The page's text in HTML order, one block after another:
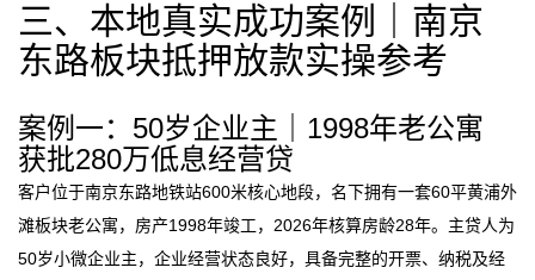
三、本地真实成功案例｜南京
东路板块抵押放款实操参考
案例一：50岁企业主｜1998年老公寓
获批280万低息经营贷
客户位于南京东路地铁站600米核心地段，名下拥有一套60平黄浦外
滩板块老公寓，房产1998年竣工，2026年核算房龄28年。主贷人为
50岁小微企业主，企业经营状态良好，具备完整的开票、纳税及经